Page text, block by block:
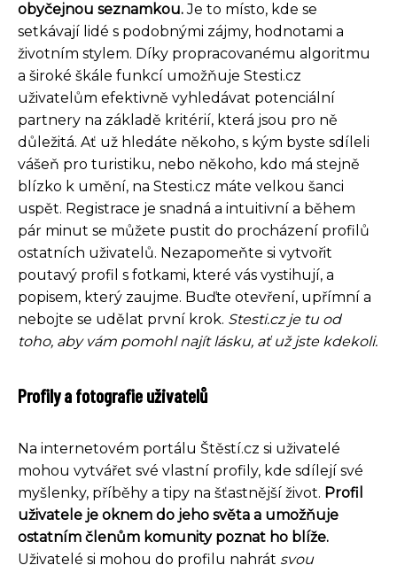
obyčejnou seznamkou.Je to místo, kde se
setkávají lidé s podobnými zájmy, hodnotami a
životním stylem. Díky propracovanému algoritmu
a široké škále funkcí umožňuje Stesti.cz
uživatelům efektivně vyhledávat potenciální
partnery na základě kritérií, která jsou pro ně
důležitá. Ať už hledáte někoho, s kým byste sdíleli
vášeň pro turistiku, nebo někoho, kdo má stejně
blízko k umění, na Stesti.cz máte velkou šanci
uspět. Registrace je snadná a intuitivní a během
pár minut se můžete pustit do procházení profilů
ostatních uživatelů. Nezapomeňte si vytvořit
poutavý profil s fotkami, které vás vystihují, a
popisem, který zaujme. Buďte otevření, upřímní a
nebojte se udělat první krok. Stesti.cz je tu od
toho, aby vám pomohl najít lásku, ať už jste kdekoli.
Profily a fotografie uživatelů
Na internetovém portálu Štěstí.cz si uživatelé
mohou vytvářet své vlastní profily, kde sdílejí své
myšlenky, příběhy a tipy na šťastnější život. Profil
uživatele je oknem do jeho světa a umožňuje
ostatním členům komunity poznat ho blíže.
Uživatelé si mohou do profilu nahrát svou